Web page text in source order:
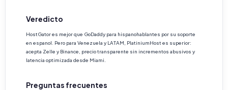
Veredicto
HostGator es mejor que GoDaddy para hispanohablantes por su soporte
en espanol. Pero para Venezuela y LATAM, PlatiniumHost es superior:
acepta Zelle y Binance, precio transparente sin incrementos abusivos y
latencia optimizada desde Miami.
Preguntas frecuentes